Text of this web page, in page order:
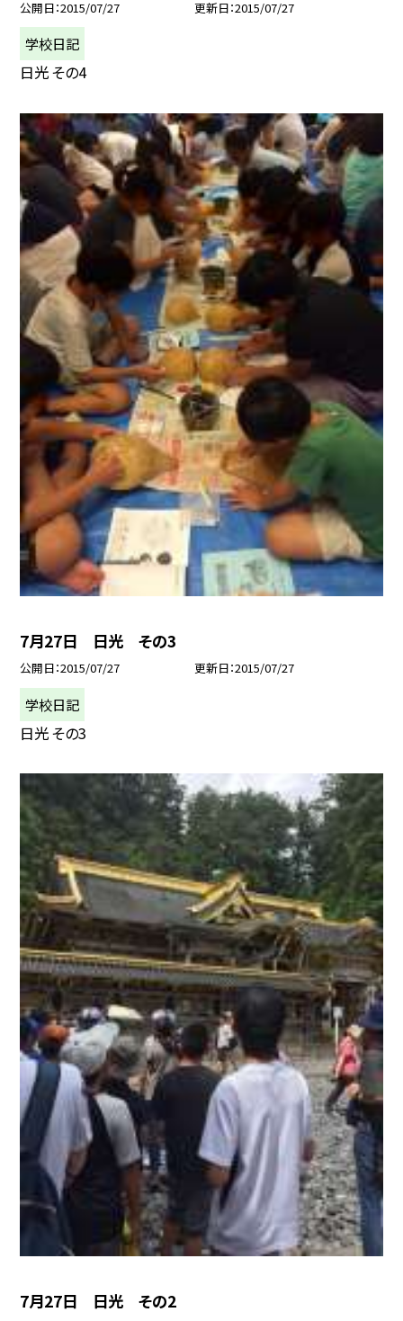
公開日 2015/07/27 更新日 2015/07/27
学校日記
日光 その4
7月27日 日光 その3
公開日 2015/07/27 更新日 2015/07/27
学校日記
日光 その3
7月27日 日光 その2